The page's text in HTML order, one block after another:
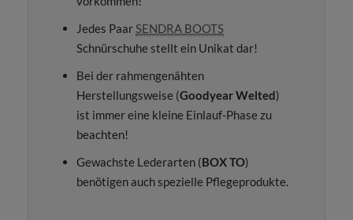
Jedes PaarSENDRA BOOTS
Schnürschuhe stellt ein Unikat dar!
Bei der rahmengenähten
Herstellungsweise (Goodyear Welted)
ist immer eine kleine Einlauf-Phase zu
beachten!
Gewachste Lederarten (BOX TO)
benötigen auch spezielle Pflegeprodukte.